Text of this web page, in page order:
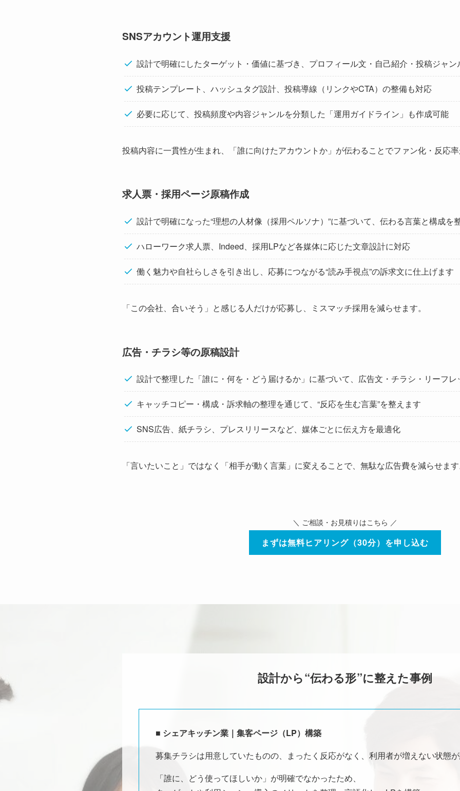
SNSアカウント運用支援
設計で明確にしたターゲット・価値に基づき、プロフィール文・自己紹介・投稿ジャン
投稿テンプレート、ハッシュタグ設計、投稿導線（リンクやCTA）の整備も対応
必要に応じて、投稿頻度や内容ジャンルを分類した「運用ガイドライン」も作成可能
投稿内容に一貫性が生まれ、「誰に向けたアカウントか」が伝わることでファン化・反応
求人票・採用ページ原稿作成
設計で明確になった“理想の人材像（採用ペルソナ）”に基づいて、伝わる言葉と構成を
ハローワーク求人票、Indeed、採用LPなど各媒体に応じた文章設計に対応
働く魅力や自社らしさを引き出し、応募につながる“読み手視点”の訴求文に仕上げます
「この会社、合いそう」と感じる人だけが応募し、ミスマッチ採用を減らせます。
広告・チラシ等の原稿設計
設計で整理した「誰に・何を・どう届けるか」に基づいて、広告文・チラシ・リーフ
キャッチコピー・構成・訴求軸の整理を通じて、“反応を生む言葉”を整えます
SNS広告、紙チラシ、プレスリリースなど、媒体ごとに伝え方を最適化
「言いたいこと」ではなく「相手が動く言葉」に変えることで、無駄な広告費を減らせま
＼ ご相談・お見積りはこちら ／
まずは無料ヒアリング（30分）を申し込む
設計から“伝わる形”に整えた事例
■ シェアキッチン業｜集客ページ（LP）構築
募集チラシは用意していたものの、まったく反応がなく、利用者が増えない状態
「誰に、どう使ってほしいか」が明確でなかったため、